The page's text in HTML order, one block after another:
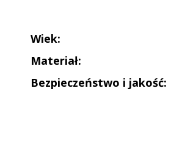
Wiek:
Materiał:
Bezpieczeństwo i jakość: